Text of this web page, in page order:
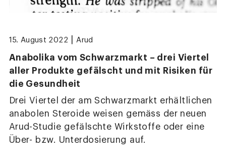
15. August 2022 Arud
Anabolika vom Schwarzmarkt – drei Viertel
aller Produkte gefälscht und mit Risiken für
die Gesundheit
Drei Viertel der am Schwarzmarkt erhältlichen
anabolen Steroide weisen gemäss der neuen
Arud-Studie gefälschte Wirkstoffe oder eine
Über- bzw. Unterdosierung auf.